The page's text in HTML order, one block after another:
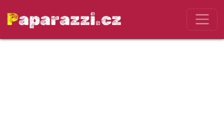
Paparazzi.cz